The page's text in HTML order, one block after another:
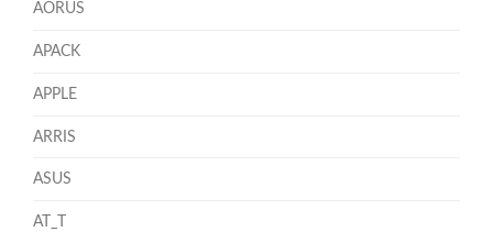
AORUS
APACK
APPLE
ARRIS
ASUS
AT_T